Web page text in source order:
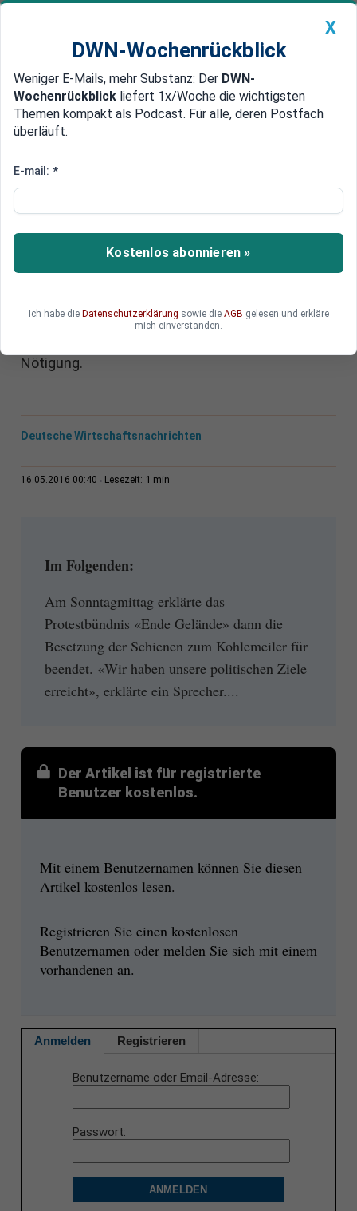
Newsticker MEIN DWN: Geldanlage Premium
Edelmetalle DWN-Magazin China
Aktion gegen Vattenfall
Aktivisten schneiden
Braunkohle-Kraftwerk von
Nachschub ab
Im Braunkohlerevier in Brandenburg haben
Gleisblockade den Betrieb des Kraftwerks
Schwarze Pumpe massiv gestört. Der
Nötigung.
Deutsche Wirtschaftsnachrichten
16.05.2016 00:40 Lesezeit: 1 min
Im Folgenden:
Am Sonntagmittag erklärte das
Protestbündnis «Ende Gelände» dann die
Besetzung der Schienen zum Kohlemeiler für
beendet. «Wir haben unsere politischen Ziele
erreicht», erklärte ein Sprecher....
Der Artikel ist für registrierte
Benutzer kostenlos.
Mit einem Benutzernamen können Sie diesen
Artikel kostenlos lesen.
Registrieren Sie einen kostenlosen
Benutzernamen oder melden Sie sich mit einem
vorhandenen an.
Anmelden Registrieren
Benutzername oder Email-Adresse
Passwort
ANMELDEN
X
DWN-Wochenrückblick
Weniger E-Mails, mehr Substanz: Der DWN-
Wochenrückblick liefert 1x/Woche die wichtigsten
Themen kompakt als Podcast. Für alle, deren Postfach
überläuft.
E-mail: *
Kostenlos abonnieren »
Ich habe die Datenschutzerklärung sowie die AGB gelesen und erkläre
mich einverstanden.